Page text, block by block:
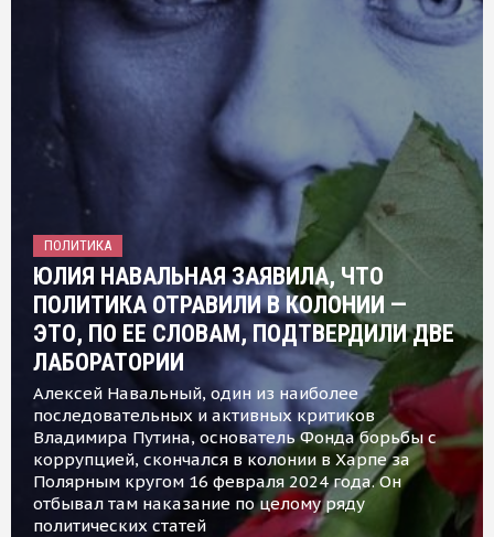
ПОЛИТИКА
ЮЛИЯ НАВАЛЬНАЯ ЗАЯВИЛА, ЧТО
ПОЛИТИКА ОТРАВИЛИ В КОЛОНИИ —
ЭТО, ПО ЕЕ СЛОВАМ, ПОДТВЕРДИЛИ ДВЕ
ЛАБОРАТОРИИ
Алексей Навальный, один из наиболее
последовательных и активных критиков
Владимира Путина, основатель Фонда борьбы с
коррупцией, скончался в колонии в Харпе за
Полярным кругом 16 февраля 2024 года. Он
отбывал там наказание по целому ряду
политических статей